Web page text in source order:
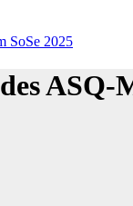
SoSe 2025
ASQ-